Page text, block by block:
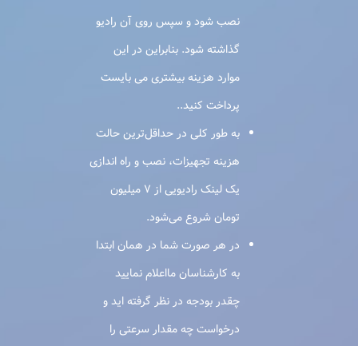
نصب شود و سپس روی آن رادیو
گذاشته شود. بنابراین در این
موارد هزینه بیشتری می بایست
پرداخت کنید..
به طور کلی در حداقل‌ترین حالت
هزینه تجهیزات، نصب و راه اندازی
یک لینک رادیویی از ۷ میلیون
تومان شروع می‌شود.
در هر صورت شما در همان ابتدا
به کارشناسان مااعلام نمایید
چقدر بودجه در نظر گرفته اید و
درخواست چه مقدار سرعتی را